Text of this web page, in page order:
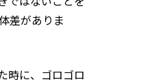
差がありま
時に、ゴロゴロ